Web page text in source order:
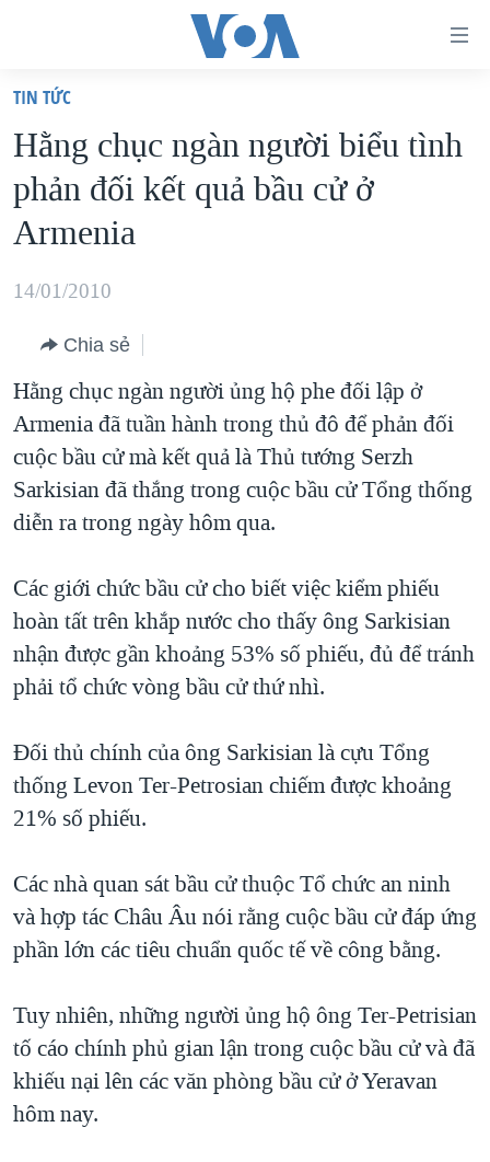
truy
cập
Tới
nội
chính
hướng
chính
Đi
tới
"Tìm"
VIỆT NAM
HOA KỲ
BIỂN ĐÔNG
THẾ GIỚI
DIỄN ĐÀN
MỤC
TỰ DO BÁO CHÍ
NGƯỜI VIỆT HẢI NGOẠI
KINH TẾ
KHOA HỌC
SỨC KHOẺ
THỂ THAO
GIÁO DỤC
CHUYÊN ĐỀ
CHIẾN TRANH THƯƠNG MẠI CỦA MỸ: QUÁ KHỨ VÀ HIỆN
TẠI
HÀNH TRÌNH BẦU CỬ 2024
MỘT NĂM CHIẾN TRANH TẠI DẢI GAZA
GIẢI MÃ VÀNH ĐAI & CON ĐƯỜNG
NGÀY TỊ NẠN THẾ GIỚI
TRỊNH VĨNH BÌNH - NGƯỜI HẠ 'BÊN THẮNG CUỘC'
CHI PHÍ CHIẾN TRANH AFGHANISTAN
CÁC GIÁ TRỊ CỘNG HÒA Ở VIỆT NAM
TRỊNH VĨNH BÌNH VS. CHÍNH PHỦ VIỆT NAM
NGƯ DÂN VIỆT VÀ LÀN SÓNG TRỘM HẢI SÂM
QUAN HỆ VIỆT MỸ
HỌC TIẾNG ANH
VIDEO
MẠNG XÃ HỘI
TIN TỨC
Hằng chục ngàn người biểu tình
phản đối kết quả bầu cử ở
Armenia
14/01/2010
Chia sẻ
Hằng chục ngàn người ủng hộ phe đối lập ở
Armenia đã tuần hành trong thủ đô để phản đối
cuộc bầu cử mà kết quả là Thủ tướng Serzh
Sarkisian đã thắng trong cuộc bầu cử Tổng thống
diễn ra trong ngày hôm qua.
Các giới chức bầu cử cho biết việc kiểm phiếu
hoàn tất trên khắp nước cho thấy ông Sarkisian
nhận được gần khoảng 53% số phiếu, đủ để tránh
phải tổ chức vòng bầu cử thứ nhì.
Đối thủ chính của ông Sarkisian là cựu Tổng
thống Levon Ter-Petrosian chiếm được khoảng
21% số phiếu.
Các nhà quan sát bầu cử thuộc Tổ chức an ninh
và hợp tác Châu Âu nói rằng cuộc bầu cử đáp ứng
phần lớn các tiêu chuẩn quốc tế về công bằng.
Tuy nhiên, những người ủng hộ ông Ter-Petrisian
tố cáo chính phủ gian lận trong cuộc bầu cử và đã
khiếu nại lên các văn phòng bầu cử ở Yeravan
hôm nay.